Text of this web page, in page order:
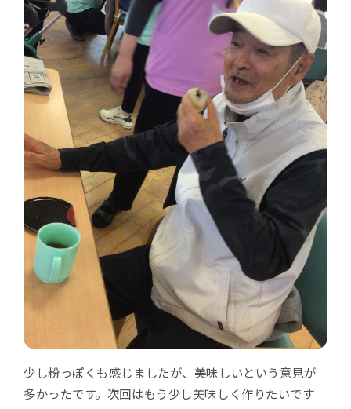
少し粉っぽくも感じましたが、美味しいという意見が
多かったです。次回はもう少し美味しく作りたいです